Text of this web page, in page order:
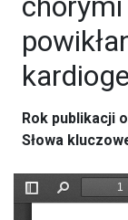
Rok publikacji
Słowa